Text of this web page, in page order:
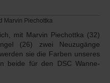
Marvin Piechottka
mit Marvin Piechottka (32)
(26) zwei Neuzugänge
sie die Farben unseres
beide für den DSC Wanne-